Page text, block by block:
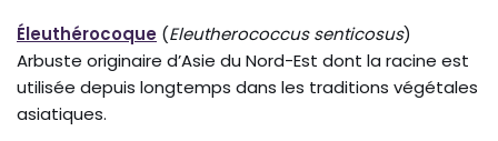
Éleuthérocoque (Eleutherococcus senticosus)
Arbuste originaire d’Asie du Nord-Est dont la racine est
utilisée depuis longtemps dans les traditions végétales
asiatiques.